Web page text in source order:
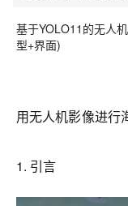
基于YOLO11的无人
型+界面)
用无人机影像进行
1. 引言